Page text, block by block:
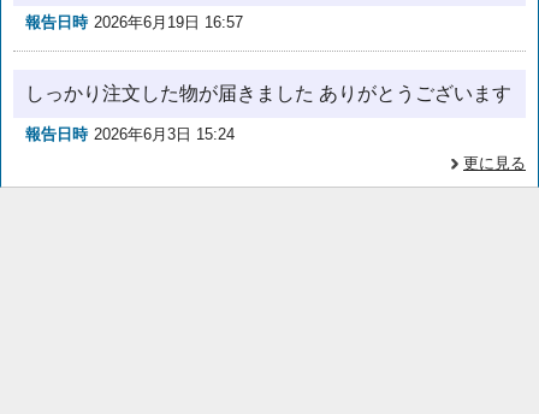
報告日時 2026年6月19日 16:57
しっかり注文した物が届きました ありがとうございます
報告日時 2026年6月3日 15:24
更に見る